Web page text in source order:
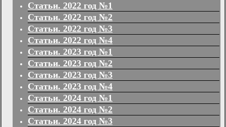
Статьи. 2022 год №1
Статьи. 2022 год №2
Статьи. 2022 год №3
Статьи. 2022 год №4
Статьи. 2023 год №1
Статьи. 2023 год №2
Статьи. 2023 год №3
Статьи. 2023 год №4
Статьи. 2024 год №1
Статьи. 2024 год №2
Статьи. 2024 год №3